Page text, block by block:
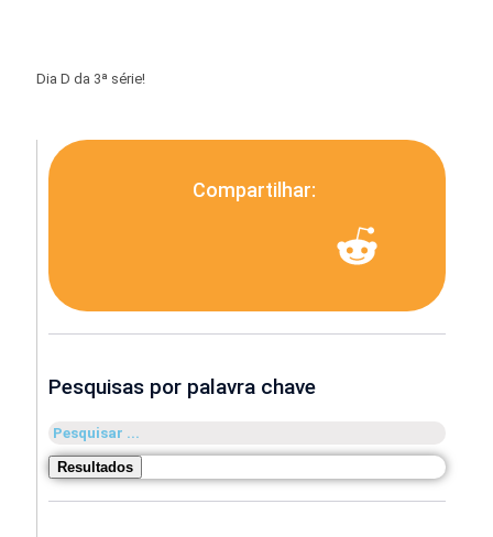
Dia D da 3ª série!
Compartilhar:
Pesquisas por palavra chave
Pesquisar
...
Resultados